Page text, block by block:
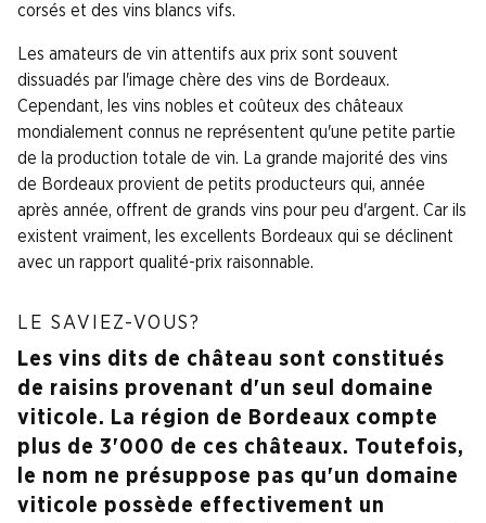
corsés et des vins blancs vifs.
Les amateurs de vin attentifs aux prix sont souvent
dissuadés par l'image chère des vins de Bordeaux.
Cependant, les vins nobles et coûteux des châteaux
mondialement connus ne représentent qu'une petite partie
de la production totale de vin. La grande majorité des vins
de Bordeaux provient de petits producteurs qui, année
après année, offrent de grands vins pour peu d'argent. Car ils
existent vraiment, les excellents Bordeaux qui se déclinent
avec un rapport qualité-prix raisonnable.
LE SAVIEZ-VOUS?
Les vins dits de château sont constitués
de raisins provenant d'un seul domaine
viticole. La région de Bordeaux compte
plus de 3'000 de ces châteaux. Toutefois,
le nom ne présuppose pas qu'un domaine
viticole possède effectivement un